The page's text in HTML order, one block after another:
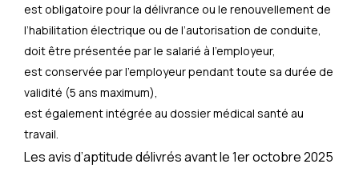
est obligatoire pour la délivrance ou le renouvellement de
l’habilitation électrique ou de l’autorisation de conduite,
doit être présentée par le salarié à l’employeur,
est conservée par l’employeur pendant toute sa durée de
validité (5 ans maximum),
est également intégrée au dossier médical santé au
travail.
Les avis d’aptitude délivrés avant le 1er octobre 2025